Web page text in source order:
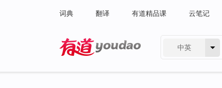
词典 翻译 有道精品课 云笔记
中英